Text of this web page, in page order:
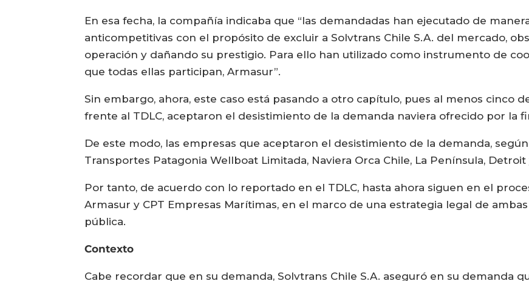
En esa fecha, la compañía indicaba que “las demandadas han ejecutado de
anticompetitivas con el propósito de excluir a Solvtrans Chile S.A. del mercado,
operación y dañando su prestigio. Para ello han utilizado como instrumento de
que todas ellas participan, Armasur”.
Sin embargo, ahora, este caso está pasando a otro capítulo, pues al menos cinco
frente al TDLC, aceptaron el desistimiento de la demanda naviera ofrecido por la
De este modo, las empresas que aceptaron el desistimiento de la demanda,
Transportes Patagonia Wellboat Limitada, Naviera Orca Chile, La Península,
Por tanto, de acuerdo con lo reportado en el TDLC, hasta ahora siguen en el
Armasur y CPT Empresas Marítimas, en el marco de una estrategia legal de
pública.
Contexto
Cabe recordar que en su demanda, Solvtrans Chile S.A. aseguró en su demanda